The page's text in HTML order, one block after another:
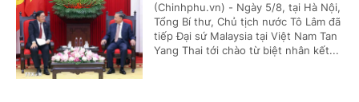
(Chinhphu.vn) - Ngày 5/8, tại Hà Nội,
Tổng Bí thư, Chủ tịch nước Tô Lâm đã
tiếp Đại sứ Malaysia tại Việt Nam Tan
Yang Thai tới chào từ biệt nhân kết...